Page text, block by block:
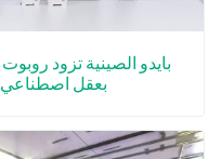
بعقل اصطناعي